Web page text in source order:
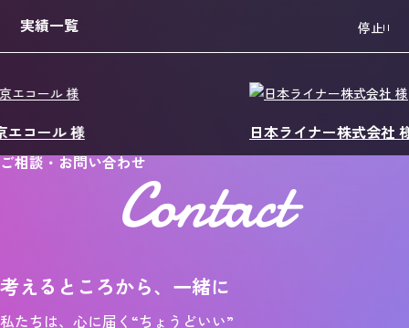
実績一覧
様 日本ライナー株式会社 様
停止
ご相談・お問い合わせContact
考えるところから、一緒に
私たちは、心に届く“ちょうどいい”